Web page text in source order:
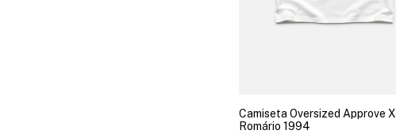
Camiseta Oversized Approve X
Romário 1994